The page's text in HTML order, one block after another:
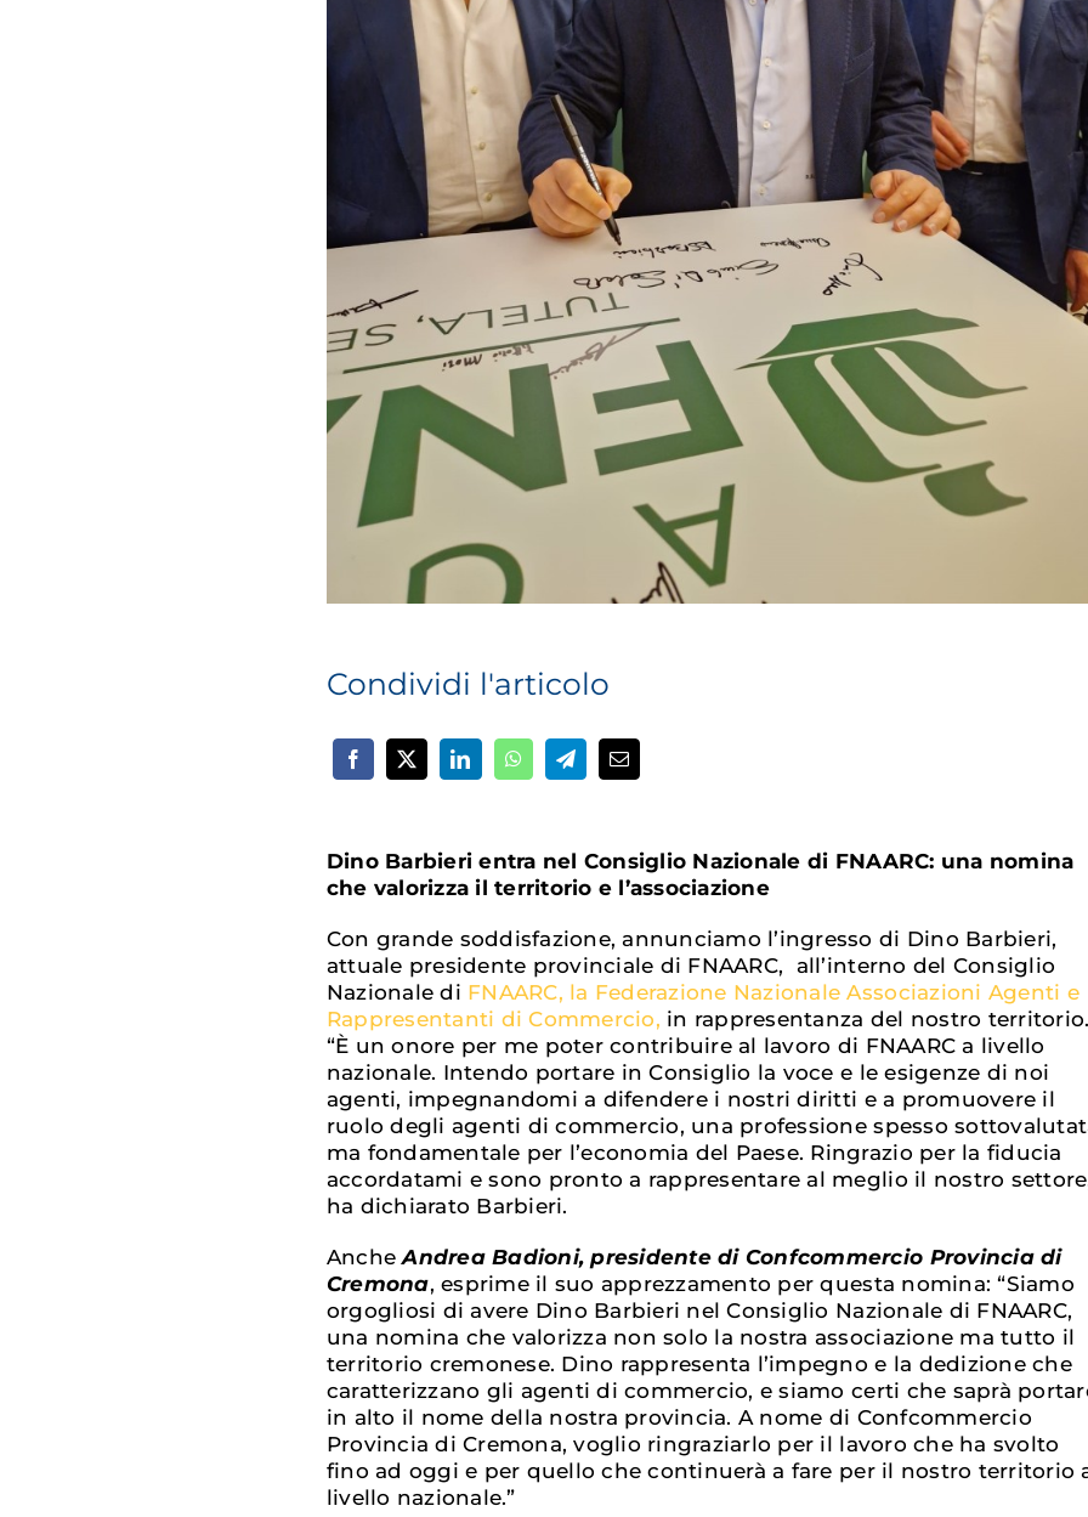
Condividi l'articolo
Dino Barbieri entra nel Consiglio Nazionale di FNAARC: una nomina
che valorizza il territorio e l’associazione
Con grande soddisfazione, annunciamo l’ingresso di Dino Barbieri,
attuale presidente provinciale di FNAARC, all’interno del Consiglio
Nazionale di FNAARC, la Federazione Nazionale Associazioni Agenti e
Rappresentanti di Commercio, in rappresentanza del nostro
“È un onore per me poter contribuire al lavoro di FNAARC a livello
nazionale. Intendo portare in Consiglio la voce e le esigenze di noi
agenti, impegnandomi a difendere i nostri diritti e a promuovere il
ruolo degli agenti di commercio, una professione spesso
ma fondamentale per l’economia del Paese. Ringrazio per la fiducia
accordatami e sono pronto a rappresentare al meglio il nostro
ha dichiarato Barbieri.
AncheAndrea Badioni, presidente di Confcommercio Provincia di
Cremona, esprime il suo apprezzamento per questa nomina: “Siamo
orgogliosi di avere Dino Barbieri nel Consiglio Nazionale di FNAARC,
una nomina che valorizza non solo la nostra associazione ma tutto il
territorio cremonese. Dino rappresenta l’impegno e la dedizione che
caratterizzano gli agenti di commercio, e siamo certi che saprà
in alto il nome della nostra provincia. A nome di Confcommercio
Provincia di Cremona, voglio ringraziarlo per il lavoro che ha svolto
fino ad oggi e per quello che continuerà a fare per il nostro territorio
livello nazionale.”